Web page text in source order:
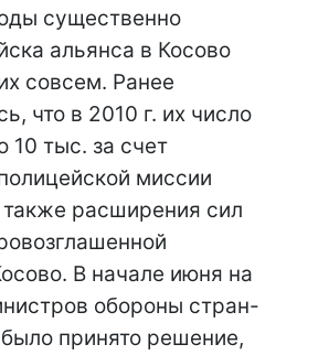
существенно
альянса в Косово
совсем. Ранее
что в 2010 г. их число
10 тыс. за счет
миссии
расширения сил
В начале июня на
обороны стран-
было принято решение,